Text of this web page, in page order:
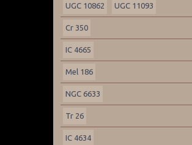
UGC 10862 UGC 11093
Cr 350
IC 4665
Mel 186
NGC 6633
Tr 26
IC 4634